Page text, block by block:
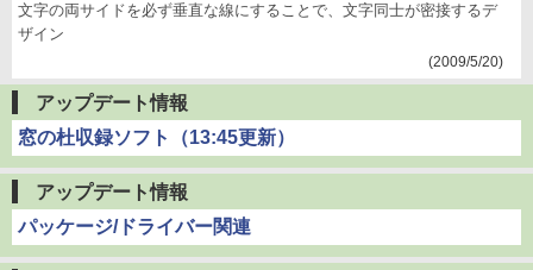
文字の両サイドを必ず垂直な線にすることで、文字同士が密接するデ
ザイン
(2009/5/20)
アップデート情報
窓の杜収録ソフト（13:45更新）
アップデート情報
パッケージ/ドライバー関連